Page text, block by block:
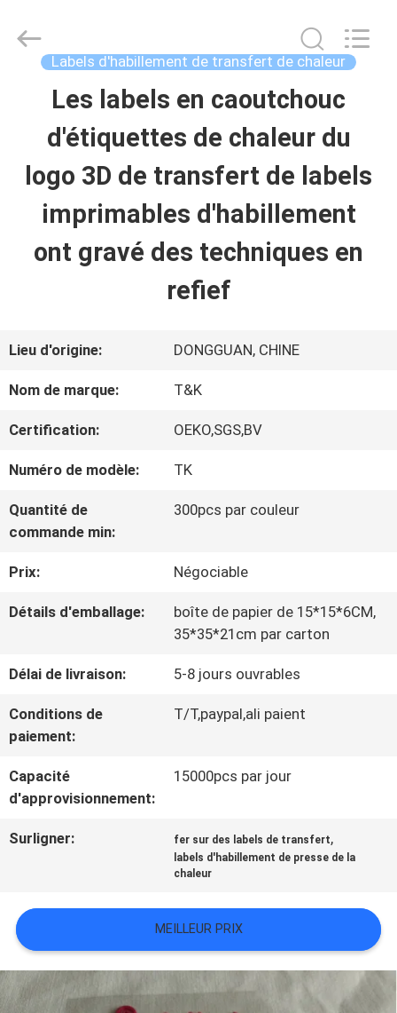
APERÇU
PRODUITS
PROPOS
NOUS
D'USINE
CONTRÔLE
LA
QUALITÉ
CONTACT
NOUVELLES
LES
VR
SHOW
T&K
Accessories
Labels d'habillement de transfert de chaleur
Les labels en caoutchouc
d'étiquettes de chaleur du
logo 3D de transfert de labels
imprimables d'habillement
ont gravé des techniques en
refief
Lieu d'origine: DONGGUAN, CHINE
Nom de marque: T&K
Certification: OEKO,SGS,BV
Numéro de modèle: TK
Quantité de
commande min:
300pcs par couleur
Prix: Négociable
Détails d'emballage:
boîte de papier de 15*15*6CM,
35*35*21cm par carton
Délai de livraison: 5-8 jours ouvrables
Conditions de
paiement:
T/T,paypal,ali paient
Capacité
d'approvisionnement:
15000pcs par jour
Surligner: fer sur des labels de transfert,
labels d'habillement de presse de la
chaleur
MEILLEUR PRIX